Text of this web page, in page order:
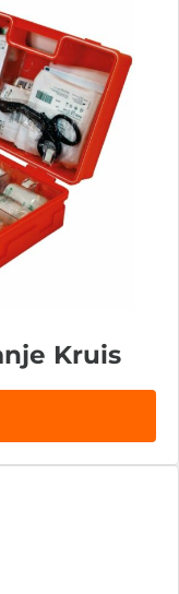
Kruis